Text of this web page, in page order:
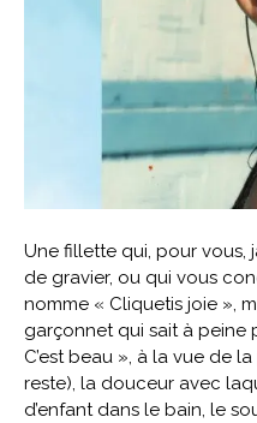
Une fillette qui, pour vous,
de gravier, ou qui vous
nomme « Cliquetis joie »,
garçonnet qui sait à peine
C’est beau », à la vue de
reste), la douceur avec
d’enfant dans le bain, le